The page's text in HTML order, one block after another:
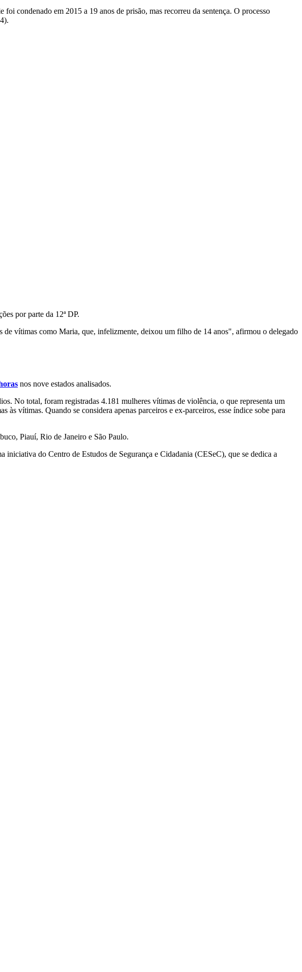
condenado em 2015 a 19 anos de prisão, mas recorreu da sentença. O processo
por parte da 12ª DP.
vítimas como Maria, que, infelizmente, deixou um filho de 14 anos", afirmou o delegado
nos nove estados analisados.
No total, foram registradas 4.181 mulheres vítimas de violência, o que representa um
vítimas. Quando se considera apenas parceiros e ex-parceiros, esse índice sobe para
Piauí, Rio de Janeiro e São Paulo.
do Centro de Estudos de Segurança e Cidadania (CESeC), que se dedica a